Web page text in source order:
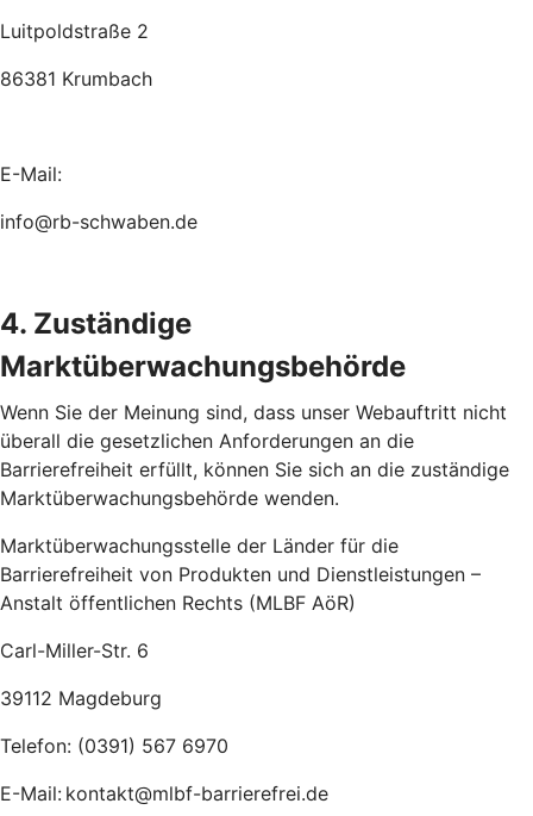
Luitpoldstraße 2
86381 Krumbach
E-Mail:
info@rb-schwaben.de
4. Zuständige
Marktüberwachungsbehörde
Wenn Sie der Meinung sind, dass unser Webauftritt nicht
überall die gesetzlichen Anforderungen an die
Barrierefreiheit erfüllt, können Sie sich an die zuständige
Marktüberwachungsbehörde wenden.
Marktüberwachungsstelle der Länder für die
Barrierefreiheit von Produkten und Dienstleistungen –
Anstalt öffentlichen Rechts (MLBF AöR)
Carl-Miller-Str. 6
39112 Magdeburg
Telefon: (0391) 567 6970
E-Mail: kontakt@mlbf-barrierefrei.de